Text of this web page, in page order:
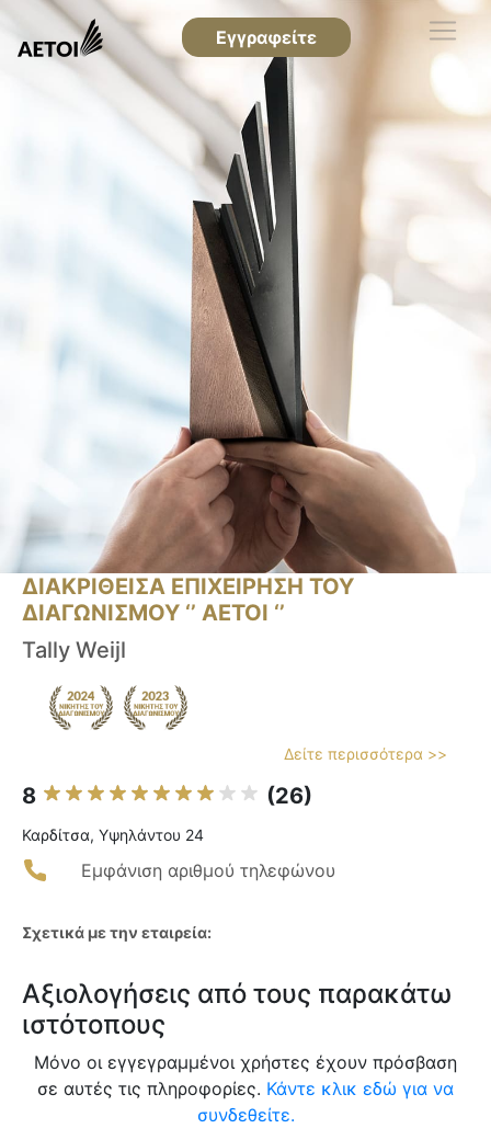
Εγγραφείτε
ΔΙΑΚΡΙΘΕΙΣΑ ΕΠΙΧΕΙΡΗΣΗ ΤΟΥ
ΔΙΑΓΩΝΙΣΜΟΥ ‘’ ΑΕΤΟΙ ‘’
Tally Weijl
Δείτε περισσότερα >>
8 (26)
Καρδίτσα, Υψηλάντου 24
Εμφάνιση αριθμού τηλεφώνου
Σχετικά με την εταιρεία:
Αξιολογήσεις από τους παρακάτω
ιστότοπους
Μόνο οι εγγεγραμμένοι χρήστες έχουν πρόσβαση
σε αυτές τις πληροφορίες. Κάντε κλικ εδώ για να
συνδεθείτε.